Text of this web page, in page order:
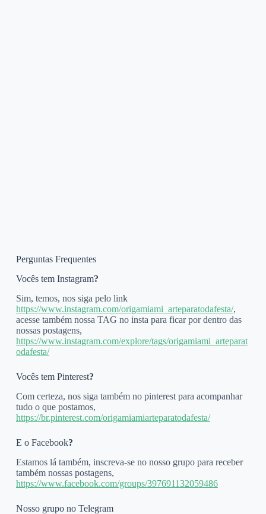
Perguntas Frequentes
Vocês tem Instagram?
Sim, temos, nos siga pelo link
https://www.instagram.com/origamiami_arteparatodafesta/,
acesse também nossa TAG no insta para ficar por dentro das
nossas postagens,
https://www.instagram.com/explore/tags/origamiami_arteparat
odafesta/
Vocês tem Pinterest?
Com certeza, nos siga também no pinterest para acompanhar
tudo o que postamos,
https://br.pinterest.com/origamiamiarteparatodafesta/
E o Facebook?
Estamos lá também, inscreva-se no nosso grupo para receber
também nossas postagens,
https://www.facebook.com/groups/397691132059486
Nosso grupo no Telegram